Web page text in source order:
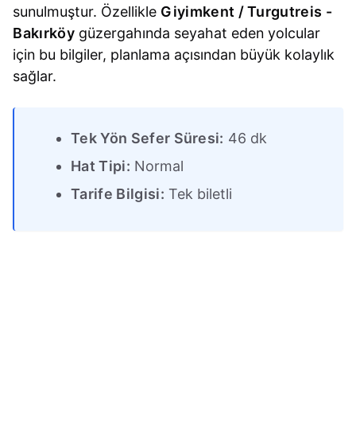
sunulmuştur. Özellikle Giyimkent / Turgutreis -
Bakırköygüzergahında seyahat eden yolcular
için bu bilgiler, planlama açısından büyük kolaylık
sağlar.
Tek Yön Sefer Süresi: 46 dk
Hat Tipi: Normal
Tarife Bilgisi: Tek biletli